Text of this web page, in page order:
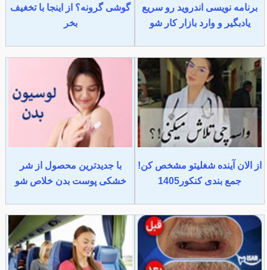
برنامه نویسی اندروید رو سریع
یادبگیر و وارد بازار کار شو
گوشی گرونه؟ از اینجا با تخغیف
بخر
از الان آینده شغلیتو مشخص کن!
جمع بندی کنکور1405
با جدیدترین محصول از شر
خشکی پوست بدن خلاص شو